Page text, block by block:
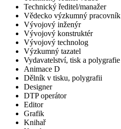
Technický ředitel/manažer
Vědecko výzkumný pracovník
Vývojový inženýr
Vývojový konstruktér
Vývojový technolog
Výzkumný tazatel
Vydavatelství, tisk a polygrafie
Animace D
Dělník v tisku, polygrafii
Designer
DTP operátor
Editor
Grafik
Knihař